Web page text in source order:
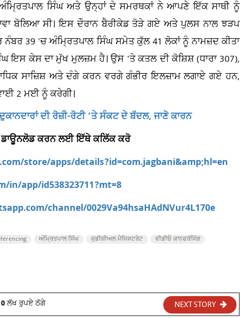
ਸਿੰਘ ਅਤੇ ਉਨ੍ਹਾਂ ਦੇ ਸਮਰਥਕਾਂ ਨੇ ਆਪਣੇ ਇੱਕ ਸਾਥੀ ਨੂੰ
ਬੋਲਿਆ ਸੀ। ਇਸ ਦੌਰਾਨ ਬੈਰੀਕੇਡ ਤੋੜੇ ਗਏ ਅਤੇ ਪੁਲਸ ਨਾਲ ਝੜਪ
39 'ਚ ਅੰਮ੍ਰਿਤਪਾਲ ਸਿੰਘ ਸਮੇਤ ਕੁੱਲ 41 ਲੋਕਾਂ ਨੂੰ ਨਾਮਜ਼ਦ ਕੀਤਾ
ਇਸ ਕੇਸ ਦਾ ਮੁੱਖ ਮੁਲਜ਼ਮ ਹੈ। ਉਸ 'ਤੇ ਕਤਲ ਦੀ ਕੋਸ਼ਿਸ਼ (ਧਾਰਾ 307),
ਸਾਜ਼ਿਸ਼ ਅਤੇ ਦੰਗੇ ਕਰਨ ਵਰਗੇ ਗੰਭੀਰ ਇਲਜ਼ਾਮ ਲਗਾਏ ਗਏ ਹਨ,
2 ਮਈ ਨੂੰ ਕਰੇਗੀ।
ਦੀ ਰੋਜ਼ੀ-ਰੋਟੀ ’ਤੇ ਸੰਕਟ ਦੇ ਬੱਦਲ, ਜਾਣੋ ਕਾਰਨ
ਕਰਨ ਲਈ ਇੱਥੇ ਕਲਿੱਕ ਕਰੋ
store/apps/details?id=com.jagbani&amp;hl=en
in/app/id538323711?mt=8
channel/0029Va94hsaHAdNVur4L170e
ਅੰਮ੍ਰਿਤਪਾਲ ਸਿੰਘ ਜੁਡੀਸ਼ੀਅਲ ਮੈਜਿਸਟਰੇਟ ਵੀਡੀਓ ਕਾਨਫਰੰਸਿੰਗ
ਲੱਖ ਰੁਪਏ ਠੱਗੇ NEXT STORY